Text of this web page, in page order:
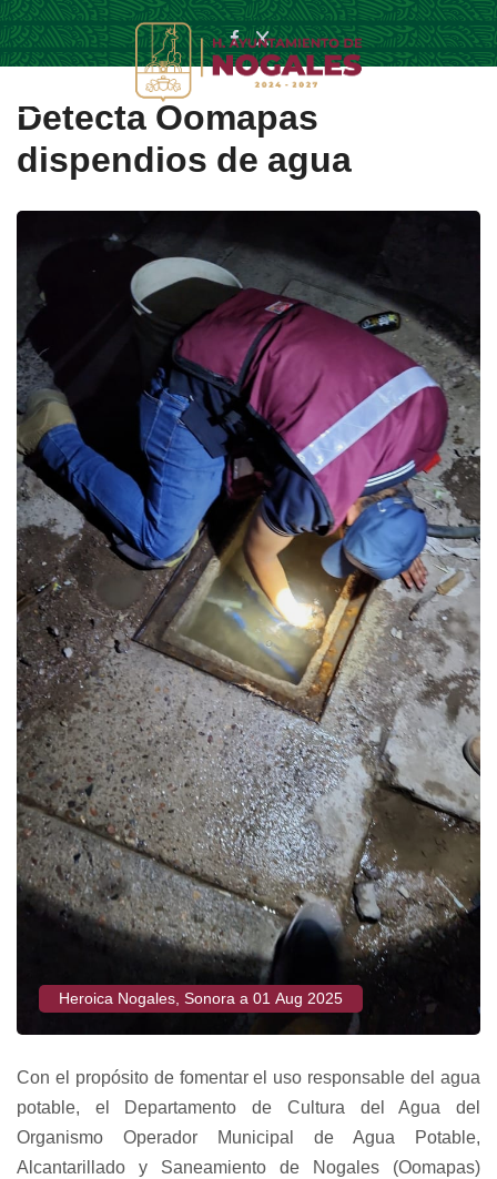
Detecta Oomapas
dispendios de agua
Heroica Nogales, Sonora a 01 Aug 2025
Con el propósito de fomentar el uso responsable del agua
potable, el Departamento de Cultura del Agua del
Organismo Operador Municipal de Agua Potable,
Alcantarillado y Saneamiento de Nogales (Oomapas)